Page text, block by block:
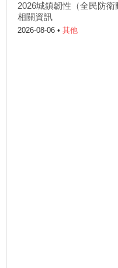
2026城鎮韌性（全民防
相關資訊
2026-08-06 • 其他